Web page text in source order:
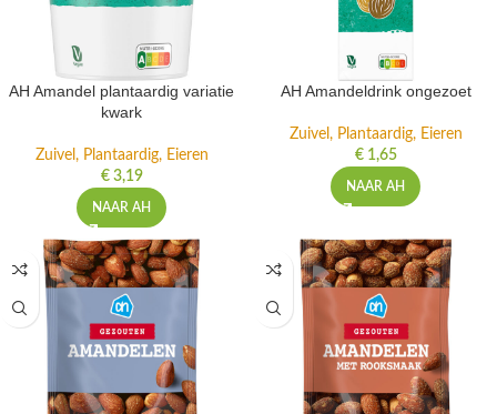
AH Amandel plantaardig variatie
kwark
Zuivel, Plantaardig, Eieren
€3,19
NAAR AH
AH Amandeldrink ongezoet
Zuivel, Plantaardig, Eieren
€1,65
NAAR AH